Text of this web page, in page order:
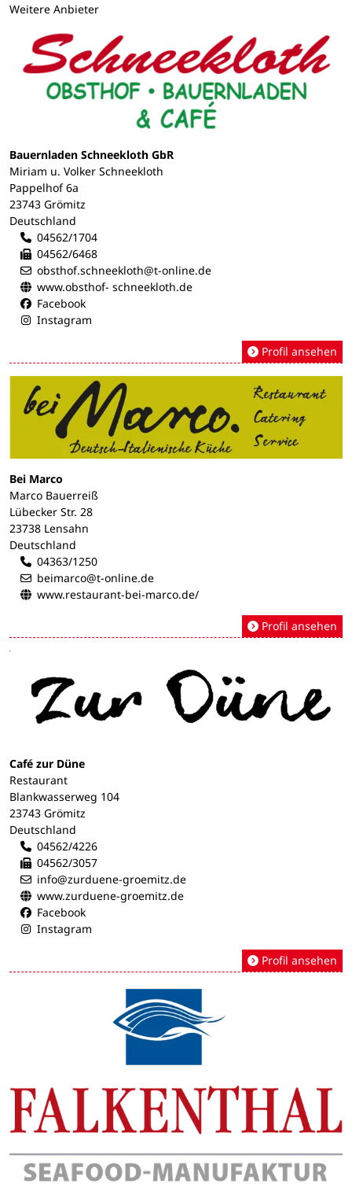
Weitere Anbieter
Bauernladen Schneekloth GbR
Miriam u. Volker Schneekloth
Pappelhof 6a
23743 Grömitz
Deutschland
04562/1704
04562/6468
obsthof.schneekloth@t-online.de
www.obsthof- schneekloth.de
Facebook
Instagram
Profil ansehen
Bei Marco
Marco Bauerreiß
Lübecker Str. 28
23738 Lensahn
Deutschland
04363/1250
beimarco@t-online.de
www.restaurant-bei-marco.de/
Profil ansehen
Café zur Düne
Restaurant
Blankwasserweg 104
23743 Grömitz
Deutschland
04562/4226
04562/3057
info@zurduene-groemitz.de
www.zurduene-groemitz.de
Facebook
Instagram
Profil ansehen